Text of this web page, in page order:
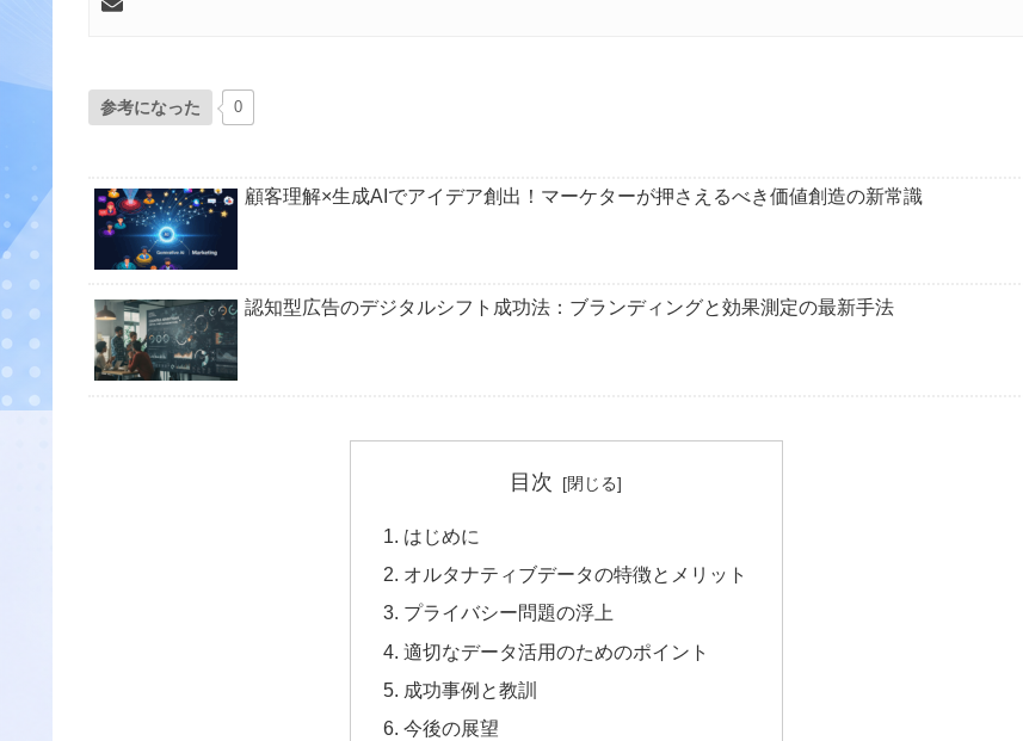
参考になった 0
顧客理解×生成AIでアイデア創出！マーケターが押さえるべき価値創造の新常識
認知型広告のデジタルシフト成功法：ブランディングと効果測定の最新手法
目次
はじめに
オルタナティブデータの特徴とメリット
プライバシー問題の浮上
適切なデータ活用のためのポイント
成功事例と教訓
今後の展望